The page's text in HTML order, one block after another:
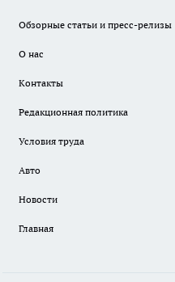
Обзорные статьи и пресс-релизы
О нас
Контакты
Редакционная политика
Условия труда
Авто
Новости
Главная